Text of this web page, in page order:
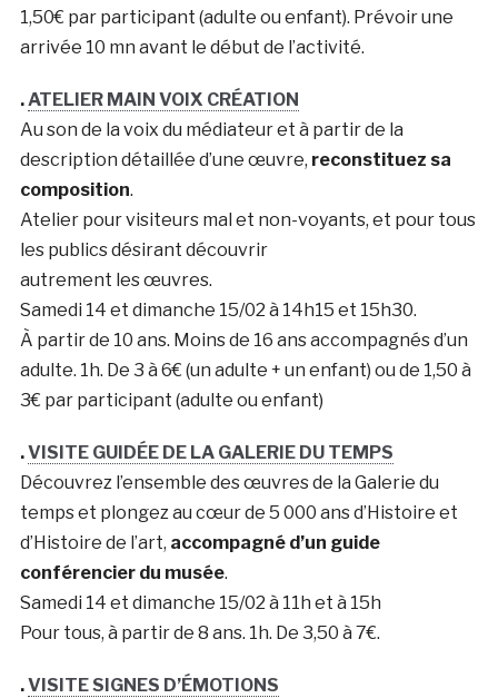
1,50€ par participant (adulte ou enfant). Prévoir une
arrivée 10 mn avant le début de l’activité.
.ATELIER MAIN VOIX CRÉATION
Au son de la voix du médiateur et à partir de la
description détaillée d’une œuvre, reconstituez sa
composition.
Atelier pour visiteurs mal et non-voyants, et pour tous
les publics désirant découvrir
autrement les œuvres.
Samedi 14 et dimanche 15/02 à 14h15 et 15h30.
À partir de 10 ans. Moins de 16 ans accompagnés d’un
adulte. 1h. De 3 à 6€ (un adulte + un enfant) ou de 1,50 à
3€ par participant (adulte ou enfant)
.VISITE GUIDÉE DE LA GALERIE DU TEMPS
Découvrez l’ensemble des œuvres de la Galerie du
temps et plongez au cœur de 5 000 ans d’Histoire et
d’Histoire de l’art, accompagné d’un guide
conférencier du musée.
Samedi 14 et dimanche 15/02 à 11h et à 15h
Pour tous, à partir de 8 ans. 1h. De 3,50 à 7€.
.VISITE SIGNES D’ÉMOTIONS